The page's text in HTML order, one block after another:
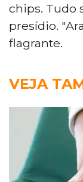
chips. Tudo
presídio.
flagrante.
VEJA